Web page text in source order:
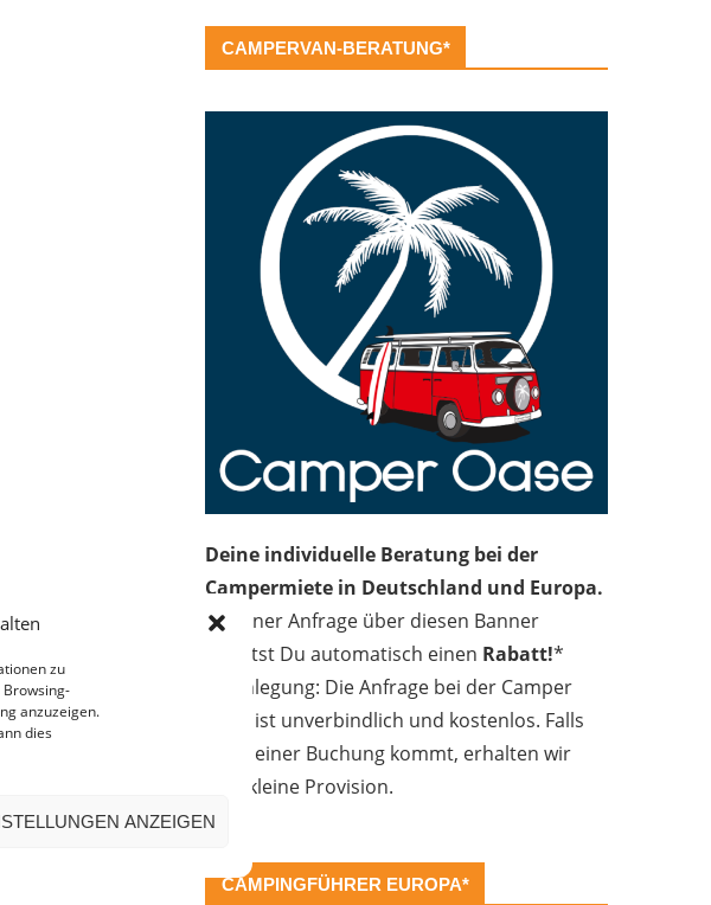
zu
anzuzeigen.
dies
ANZEIGEN
CAMPERVAN-BERATUNG*
Deine individuelle Beratung bei der
Campermiete in Deutschland und Europa.
Bei einer Anfrage über diesen Banner
erhältst Du automatisch einen Rabatt!*
Offenlegung: Die Anfrage bei der Camper
Oase ist unverbindlich und kostenlos. Falls
es zu einer Buchung kommt, erhalten wir
eine kleine Provision.
CAMPINGFÜHRER EUROPA*